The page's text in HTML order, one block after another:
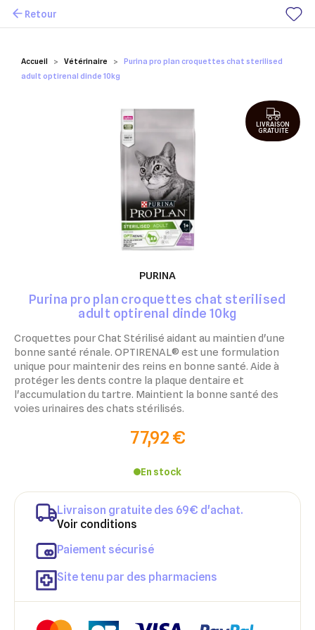
Mes favoris
Accueil Vétérinaire
Purina pro plan croquettes chat sterilised
adult optirenal dinde 10kg
Retour
PURINA
Purina pro plan croquettes chat sterilised
adult optirenal dinde 10kg
Croquettes pour Chat Stérilisé aidant au maintien d'une
bonne santé rénale. OPTIRENAL® est une formulation
unique pour maintenir des reins en bonne santé. Aide à
protéger les dents contre la plaque dentaire et
l'accumulation du tartre. Maintient la bonne santé des
voies urinaires des chats stérilisés.
77,92 €
En stock
Livraison gratuite des 69€ d'achat.
Voir conditions
Paiement sécurisé
Site tenu par des pharmaciens
LIVRAISON
GRATUITE